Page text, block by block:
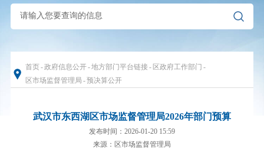
首页-政府信息公开-地方部门平台链接- 区政府工作部门 -
区市场监督管理局 -预决算公开
武汉市东西湖区市场监督管理局2026年部门预算
发布时间：2026-01-20 15:59
来源：区市场监督管理局